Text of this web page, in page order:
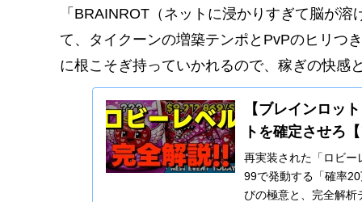
「BRAINROT（ネットに浸かりすぎて脳が
て、タイクーンの増築テンポとPvPのヒリつ
に根こそぎ持っていかれるので、稼ぎの快感
【ブレインロッ
トを確定させろ
再実装された「ロビー
99で発動する「確率
びの極意と、完全解析